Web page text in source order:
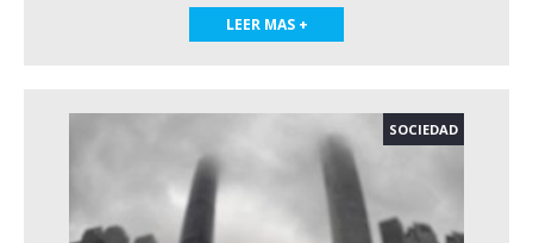
LEER MAS +
SOCIEDAD